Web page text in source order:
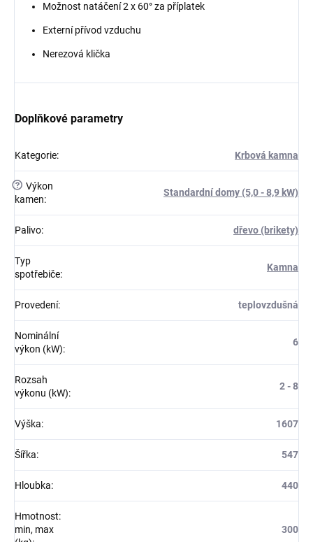
Možnost natáčení 2 x 60° za příplatek
Externí přívod vzduchu
Nerezová klička
Doplňkové parametry
Kategorie: Krbová kamna
? Výkon
kamen:
Standardní domy (5,0 - 8,9 kW)
Palivo: dřevo (brikety)
Typ
spotřebiče:
Kamna
Provedení: teplovzdušná
Nominální
výkon (kW):
6
Rozsah
výkonu (kW):
2 - 8
Výška: 1607
Šířka: 547
Hloubka: 440
Hmotnost:
min, max
300